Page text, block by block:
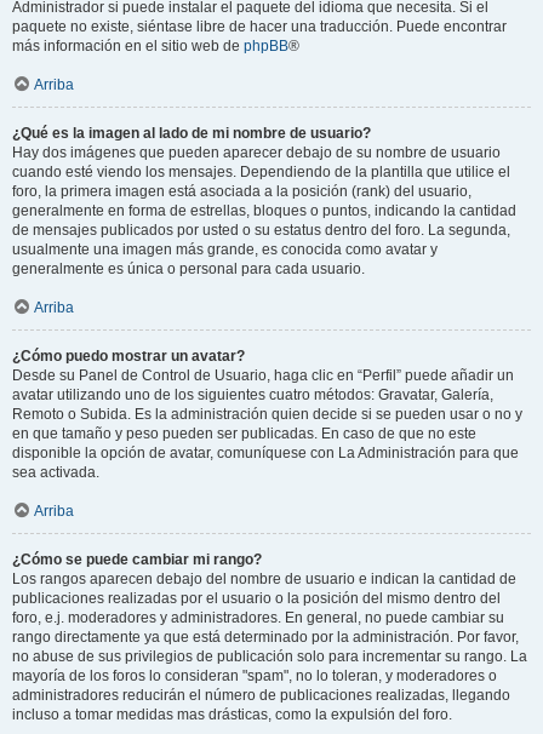
Administrador si puede instalar el paquete del idioma que necesita. Si el
paquete no existe, siéntase libre de hacer una traducción. Puede encontrar
más información en el sitio web de phpBB®
Arriba
¿Qué es la imagen al lado de mi nombre de usuario?
Hay dos imágenes que pueden aparecer debajo de su nombre de usuario
cuando esté viendo los mensajes. Dependiendo de la plantilla que utilice el
foro, la primera imagen está asociada a la posición (rank) del usuario,
generalmente en forma de estrellas, bloques o puntos, indicando la cantidad
de mensajes publicados por usted o su estatus dentro del foro. La segunda,
usualmente una imagen más grande, es conocida como avatar y
generalmente es única o personal para cada usuario.
Arriba
¿Cómo puedo mostrar un avatar?
Desde su Panel de Control de Usuario, haga clic en “Perfil” puede añadir un
avatar utilizando uno de los siguientes cuatro métodos: Gravatar, Galería,
Remoto o Subida. Es la administración quien decide si se pueden usar o no y
en que tamaño y peso pueden ser publicadas. En caso de que no este
disponible la opción de avatar, comuníquese con La Administración para que
sea activada.
Arriba
¿Cómo se puede cambiar mi rango?
Los rangos aparecen debajo del nombre de usuario e indican la cantidad de
publicaciones realizadas por el usuario o la posición del mismo dentro del
foro, e.j. moderadores y administradores. En general, no puede cambiar su
rango directamente ya que está determinado por la administración. Por favor,
no abuse de sus privilegios de publicación solo para incrementar su rango. La
mayoría de los foros lo consideran "spam", no lo toleran, y moderadores o
administradores reducirán el número de publicaciones realizadas, llegando
incluso a tomar medidas mas drásticas, como la expulsión del foro.